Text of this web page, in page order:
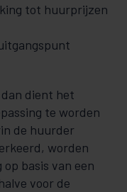
tot huurprijzen
dient het
te worden
de huurder
worden
basis van een
voor de